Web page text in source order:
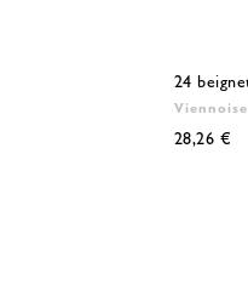
24
28,26 €